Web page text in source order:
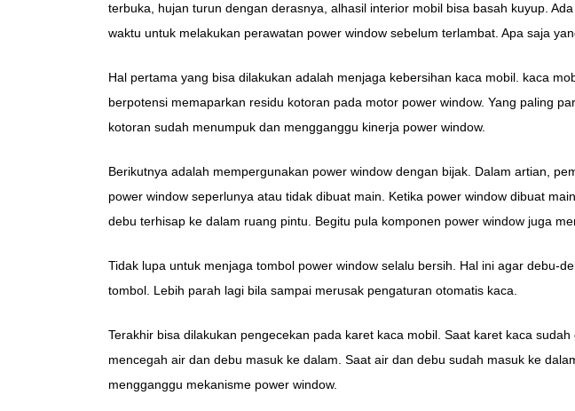
terbuka, hujan turun dengan derasnya, alhasil interior mobil bisa basah kuyup.
waktu untuk melakukan perawatan power window sebelum terlambat. Apa saja
Hal pertama yang bisa dilakukan adalah menjaga kebersihan kaca mobil. kaca
berpotensi memaparkan residu kotoran pada motor power window. Yang paling
kotoran sudah menumpuk dan mengganggu kinerja power window.
Berikutnya adalah mempergunakan power window dengan bijak. Dalam artian,
power window seperlunya atau tidak dibuat main. Ketika power window dibuat
debu terhisap ke dalam ruang pintu. Begitu pula komponen power window juga
Tidak lupa untuk menjaga tombol power window selalu bersih. Hal ini agar debu-
tombol. Lebih parah lagi bila sampai merusak pengaturan otomatis kaca.
Terakhir bisa dilakukan pengecekan pada karet kaca mobil. Saat karet kaca
mencegah air dan debu masuk ke dalam. Saat air dan debu sudah masuk ke
mengganggu mekanisme power window.